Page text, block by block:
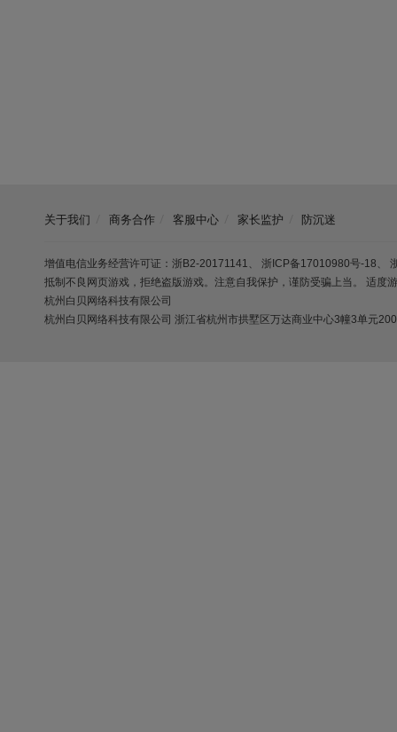
关于我们 商务合作 客服中心 家长监护 防沉迷
增值电信业务经营许可证：浙B2-20171141、 浙ICP备17010980号-18、
抵制不良网页游戏，拒绝盗版游戏。注意自我保护，谨防受骗上当。 适度
杭州白贝网络科技有限公司
杭州白贝网络科技有限公司 浙江省杭州市拱墅区万达商业中心3幢3单元